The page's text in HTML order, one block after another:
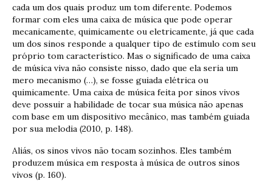
cada um dos quais produz um tom diferente. Podemos
formar com eles uma caixa de música que pode operar
mecanicamente, quimicamente ou eletricamente, já que cada
um dos sinos responde a qualquer tipo de estímulo com seu
próprio tom característico. Mas o significado de uma caixa
de música viva não consiste nisso, dado que ela seria um
mero mecanismo (…), se fosse guiada elétrica ou
quimicamente. Uma caixa de música feita por sinos vivos
deve possuir a habilidade de tocar sua música não apenas
com base em um dispositivo mecânico, mas também guiada
por sua melodia (2010, p. 148).
Aliás, os sinos vivos não tocam sozinhos. Eles também
produzem música em resposta à música de outros sinos
vivos (p. 160).